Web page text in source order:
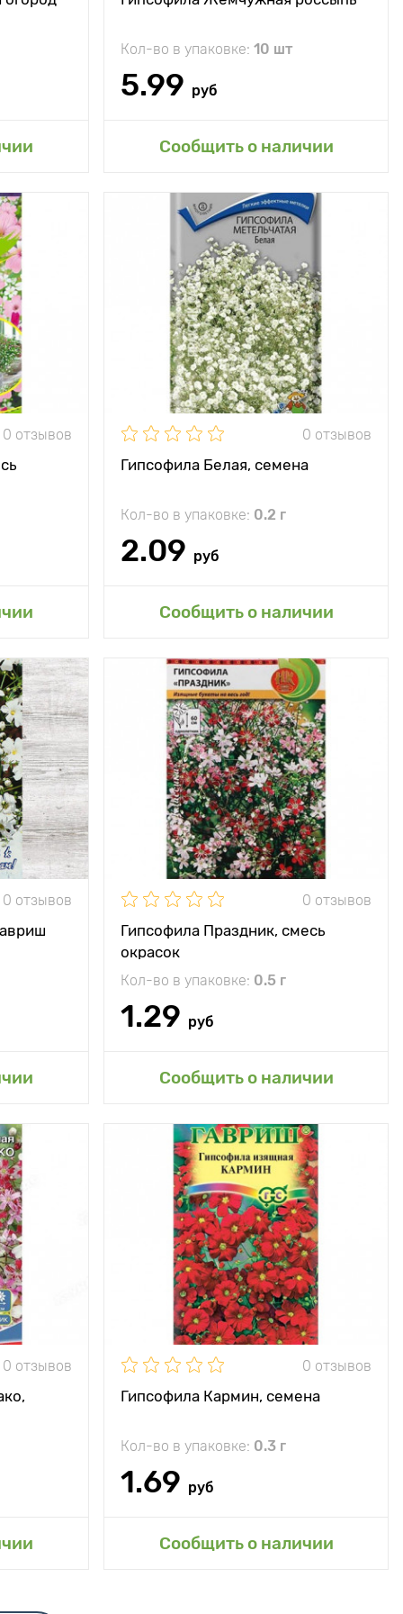
срезки
Кол-во в упаковке: 10 шт
5.99 руб
Сообщить о наличии
Добавить в мой сад
0 отзывов
красота
40 - 50 см
30 - 40 см
место
для
срезки
0 отзывов
Гипсофила Белая, семена
Кол-во в упаковке: 0.2 г
2.09 руб
Сообщить о наличии
0 отзывов
через 1,5
месяца
40 - 50 см
30 - 40 см
место
для
срезки
0 отзывов
Гипсофила Праздник, смесь
окрасок
Кол-во в упаковке: 0.5 г
1.29 руб
Сообщить о наличии
0 отзывов 0 отзывов
Гипсофила Кармин, семена
Кол-во в упаковке: 0.3 г
1.69 руб
Сообщить о наличии